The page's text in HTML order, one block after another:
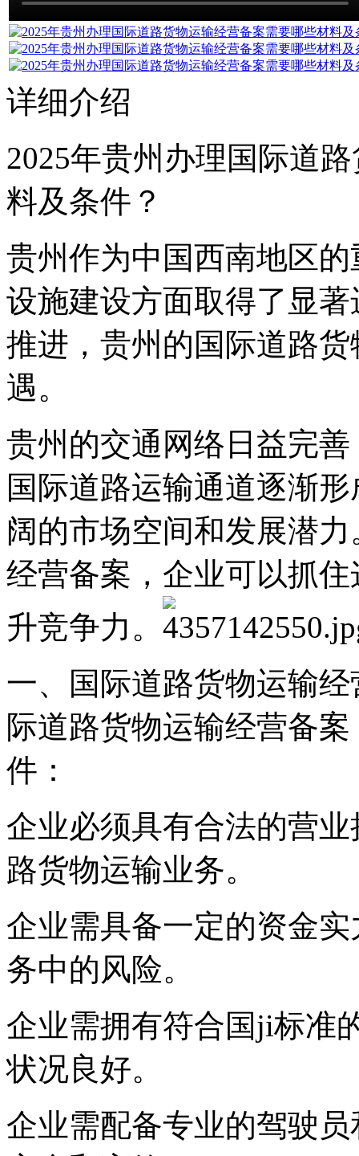
详细介绍
2025年贵州办理国际道
料及条件？
贵州作为中国西南地区
设施建设方面取得了显
推进，贵州的国际道路
遇。
贵州的交通网络日益完
国际道路运输通道逐渐
阔的市场空间和发展潜
经营备案，企业可以抓
升竞争力。
一、国际道路货物运输
际道路货物运输经营备
件：
企业必须具有合法的营
路货物运输业务。
企业需具备一定的资金
务中的风险。
企业需拥有符合国ji标准
状况良好。
企业需配备专业的驾驶